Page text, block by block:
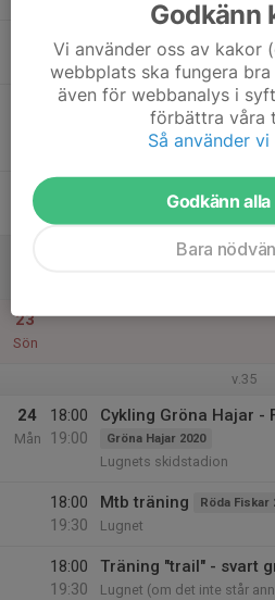
18:00
19:30
Träning Källviksbacken
Källviksbacken
18:00
Torsdagsträning
Enduro röd
Källviksbacken
21
Fre
23
Sön
v.35
24
Mån
18:00
19:00
Cykling Gröna Hajar -
Gröna Hajar 2020
Lugnets skidstadion
18:00
19:30
Mtb träning Röda Fiskar
Lugnet
18:00
19:30
Träning "trail" - svart
Lugnet (om det inte står
Godkänn
Vi använder oss av kakor
webbplats ska fungera
även för webbanalys i
förbättra våra
Så använder
Godkänn
Bara